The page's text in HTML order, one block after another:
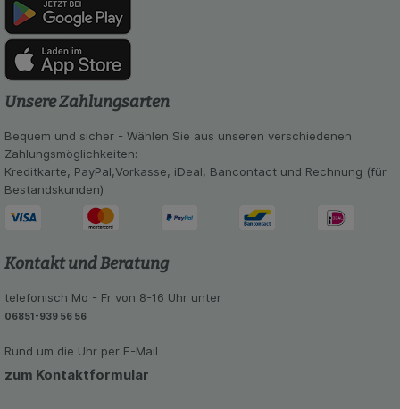
unserer Website sammeln, mit deren Hilfe wir
unsere Website weiter für Sie optimieren können,
den Inhalt auf unserer Website aber auch die
Werbung auf Drittseiten möglichst relevant für Sie
zu gestalten. Bitte beachten Sie, dass Daten
hierfür teilweise an Dritte wie z.B. Google oder
Unsere Zahlungsarten
Bequem und sicher - Wählen Sie aus unseren verschiedenen
Zahlungsmöglichkeiten:
Kreditkarte, PayPal,Vorkasse, iDeal, Bancontact und Rechnung (für
Bestandskunden)
Kontakt und Beratung
telefonisch Mo - Fr von 8-16 Uhr unter
06851-939 56 56
Rund um die Uhr per E-Mail
zum Kontaktformular